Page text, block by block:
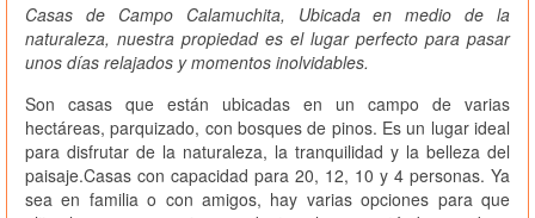
Casas de Campo Calamuchita, Ubicada en medio de la
naturaleza, nuestra propiedad es el lugar perfecto para pasar
unos días relajados y momentos inolvidables.
Son casas que están ubicadas en un campo de varias
hectáreas, parquizado, con bosques de pinos. Es un lugar ideal
para disfrutar de la naturaleza, la tranquilidad y la belleza del
paisaje.Casas con capacidad para 20, 12, 10 y 4 personas. Ya
sea en familia o con amigos, hay varias opciones para que